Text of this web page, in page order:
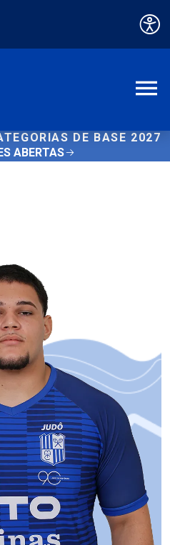
DE BASE 2027
ABERTAS